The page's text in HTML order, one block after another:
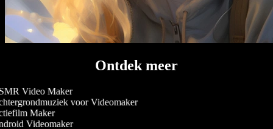
Ontdek meer
Video Maker
voor Videomaker
Maker
Videomaker